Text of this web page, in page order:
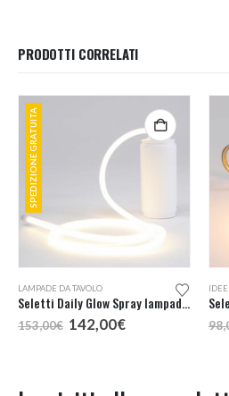
PRODOTTI CORRELATI
SPEDIZIONE GRATUITA
LAMPADE DA TAVOLO
Seletti Daily Glow Spray lampada tavolo
153,00€ Il
prezzo
142,00€Il